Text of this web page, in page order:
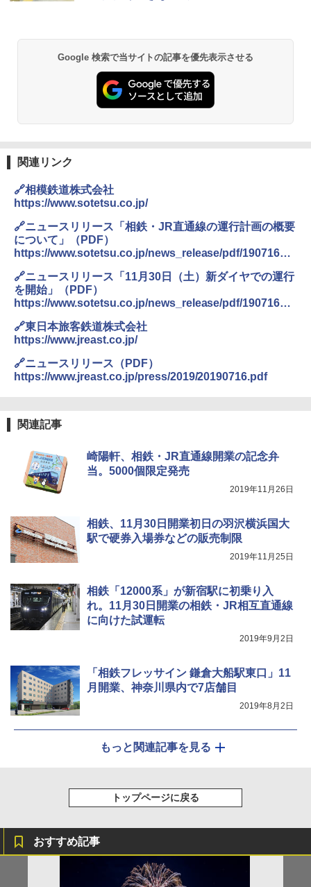
球の歩き方A ヨーロッパ
￥2,479
￥2,277
地球の歩き方 スター・ウォーズ
￥2,695
新しい日本地理 地図・統計・移動から読み
解く (講談社現代新書)
￥1,540
PYKES PEAK (パイクスピーク) 着替えテン
ト プライバシー テント 【中が透けない】 1
人用 折りたたみ 防災グッズ 災害用トイレ ビ
ーチ ピクニック ポップアップテント 携帯 簡
ENDLESS BASE 《めざましテレビで紹介》
テント ワンタッチ RENEW 幅200 2-3人用 43
500002(89232)
￥5,499
[キャンパーズコレクション 山善] 傘みたいに
広げるだけ パッとサッとテント ブラックコ
ーティング フルクローズ メッシュ 3-4人用
簡単設置 ポップアップテント エクルベージ
ュ(BC仕様) PATC-150B(EB)
￥8,991
Coleman(コールマン) ツーリングドーム/LD
USB充電式 高精度 超長距離照射 長時間使用
可能 安全ロック付き 高安全性 金属製耐久 コ
ンパクト多機能設計 持ち運び便利 アウトド
ア/オフィス/教育現場/展示会用 緑
防水 UVカット 4段階高さ調整 軽量 収納袋付
き
￥6,459
熊撃退スプレー 熊よけスプレー 熊スプレー
【日本企業販売】超強力クマ対策スプレー 30
0ml（連続噴射30秒）110ml（連続噴射15
秒）射程5～10m 安全ロック搭載 携帯収納袋
付き ヒグマ・イノシシ対策 自治体・教育機
関の購入実績 登山・キャンプ・アウトドア・
防災用品 長期保存可能 緊急時用 日本国内発
送
￥3,680
節電対策 超高輝度 日本語取扱説明書付き
Google 検索で当サイトの記事を優先表示させる
関連リンク
🔗相模鉄道株式会社
https://www.sotetsu.co.jp/
🔗ニュースリリース「相鉄・JR直通線の運行計画の概要
について」（PDF）
https://www.sotetsu.co.jp/news_release/pdf/190716_0
🔗ニュースリリース「11月30日（土）新ダイヤでの運行
を開始」（PDF）
https://www.sotetsu.co.jp/news_release/pdf/190716_0
🔗東日本旅客鉄道株式会社
https://www.jreast.co.jp/
🔗ニュースリリース（PDF）
https://www.jreast.co.jp/press/2019/20190716.pdf
関連記事
崎陽軒、相鉄・JR直通線開業の記念弁
当。5000個限定発売
2019年11月26日
相鉄、11月30日開業初日の羽沢横浜国大
駅で硬券入場券などの販売制限
2019年11月25日
相鉄「12000系」が新宿駅に初乗り入
れ。11月30日開業の相鉄・JR相互直通線
に向けた試運転
2019年9月2日
「相鉄フレッサイン 鎌倉大船駅東口」11
月開業、神奈川県内で7店舗目
2019年8月2日
もっと関連記事を見る
トップページに戻る
おすすめ記事